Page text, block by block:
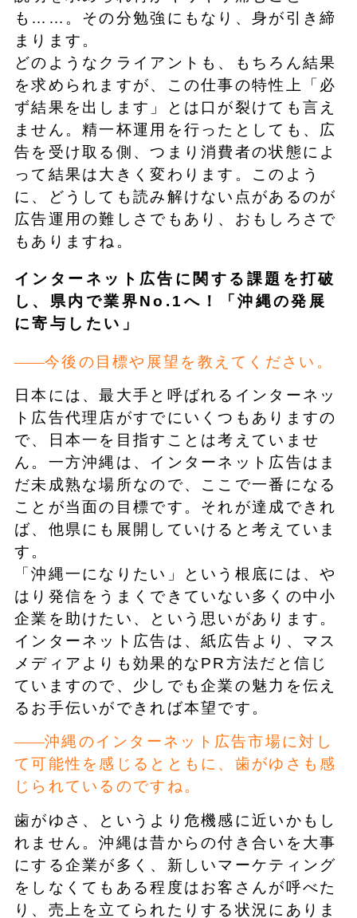
も……。その分勉強にもなり、身が引き締
まります。
どのようなクライアントも、もちろん結果
を求められますが、この仕事の特性上「必
ず結果を出します」とは口が裂けても言え
ません。精一杯運用を行ったとしても、広
告を受け取る側、つまり消費者の状態によ
って結果は大きく変わります。このよう
に、どうしても読み解けない点があるのが
広告運用の難しさでもあり、おもしろさで
もありますね。
インターネット広告に関する課題を打破
し、県内で業界No.1へ！「沖縄の発展
に寄与したい」
今後の目標や展望を教えてください。
日本には、最大手と呼ばれるインターネッ
ト広告代理店がすでにいくつもありますの
で、日本一を目指すことは考えていませ
ん。一方沖縄は、インターネット広告はま
だ未成熟な場所なので、ここで一番になる
ことが当面の目標です。それが達成できれ
ば、他県にも展開していけると考えていま
す。
「沖縄一になりたい」という根底には、や
はり発信をうまくできていない多くの中小
企業を助けたい、という思いがあります。
インターネット広告は、紙広告より、マス
メディアよりも効果的なPR方法だと信じ
ていますので、少しでも企業の魅力を伝え
るお手伝いができれば本望です。
沖縄のインターネット広告市場に対し
て可能性を感じるとともに、歯がゆさも感
じられているのですね。
歯がゆさ、というより危機感に近いかもし
れません。沖縄は昔からの付き合いを大事
にする企業が多く、新しいマーケティング
をしなくてもある程度はお客さんが呼べた
り、売上を立てられたりする状況にありま